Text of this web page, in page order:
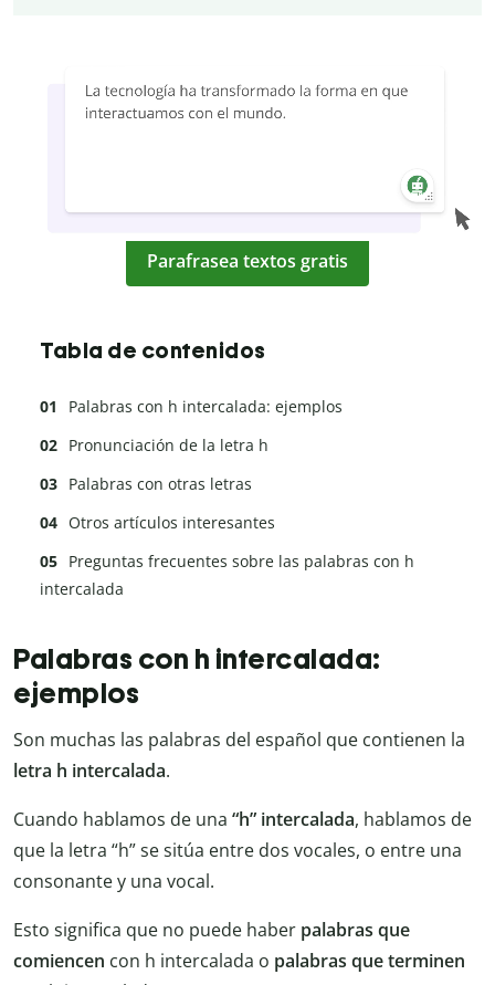
Parafrasea textos gratis
Tabla de contenidos
Palabras con h intercalada: ejemplos
Pronunciación de la letra h
Palabras con otras letras
Otros artículos interesantes
Preguntas frecuentes sobre las palabras con h
intercalada
Palabras con h intercalada:
ejemplos
Son muchas las palabras del español que contienen la
letra h intercalada.
Cuando hablamos de una “h” intercalada, hablamos de
que la letra “h” se sitúa entre dos vocales, o entre una
consonante y una vocal.
Esto significa que no puede haber palabras que
comiencen con h intercalada o palabras que terminen